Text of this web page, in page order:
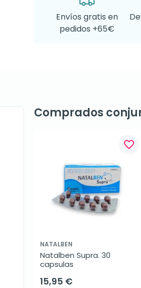
Envíos gratis en
pedidos +65€
Comprados
favorite_border
NATALBEN
Natalben Supra. 30
capsulas
15,95 €